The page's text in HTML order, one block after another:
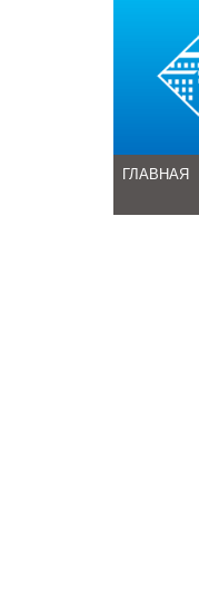
ГЛАВНАЯ